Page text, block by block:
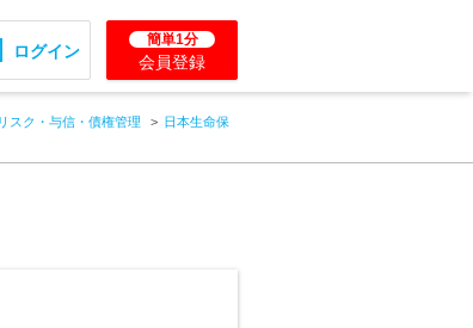
ログイン
簡単1分
会員登録
リスク・与信・債権管理
日本生命保